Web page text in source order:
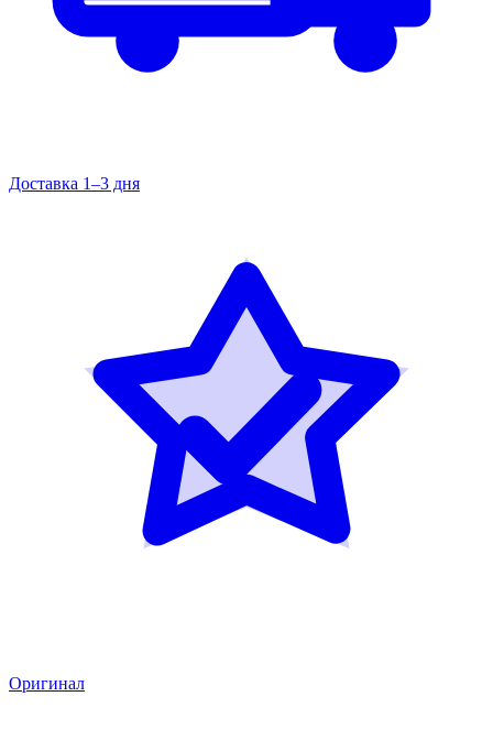
Доставка 1–3 дня
Оригинал